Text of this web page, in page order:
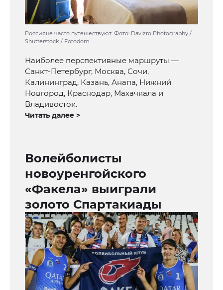
Россияне часто путешествуют. Фото: Davizro Photography /
Shutterstock / Fotodom
Наиболее перспективные маршруты —
Санкт-Петербург, Москва, Сочи,
Калининград, Казань, Анапа, Нижний
Новгород, Краснодар, Махачкала и
Владивосток.
Читать далее >
Волейболисты
новоуренгойского
«Факела» выиграли
золото Спартакиады